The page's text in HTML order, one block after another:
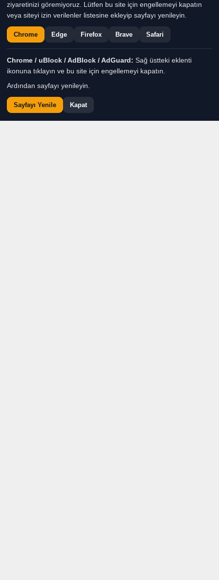
özlük haklarının iyileştirilmesine yönelik
kanun teklifi olduğunu belirtti
Remzi Yıldırım TÜM YAZILARI
Giriş: 09-08-2026 00:32
Güncelleme: 09-08-2026 00:42
Genel Gündem
ziyaretinizi göremiyoruz. Lütfen bu site için engellemeyi kapatın
veya siteyi izin verilenler listesine ekleyip sayfayı yenileyin.
Chrome Edge Firefox Brave Safari
Chrome / uBlock / AdBlock / AdGuard: Sağ üstteki eklenti
ikonuna tıklayın ve bu site için engellemeyi kapatın.
Ardından sayfayı yenileyin.
Sayfayı Yenile Kapat